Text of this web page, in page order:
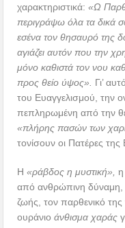
χαρακτηριστικά:«Ω
περιγράψω όλα τα δικά
εσένα τον θησαυρό της
αγιάζει αυτόν που την
μόνο καθιστά τον νου
προς θείο ύψος». Γι’
του Ευαγγελισμού, την
πεπληρωμένη από την
«πλήρης πασών των
τονίσουν οι Πατέρες της
Η«ράβδος η μυστική»,
από ανθρώπινη δύναμη,
ζωής, τον παρθενικό της
ουράνιοάνθισμα χαράς